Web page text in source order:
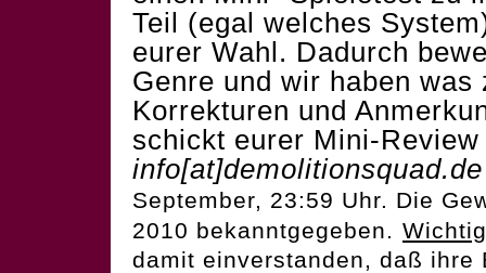
Teil (egal welches
eurer Wahl. Dadurch
Genre und wir haben
Korrekturen und
schickt eurer Mini-Review
info[at]demolitionsquad.de
September, 23:59 Uhr. Die
2010 bekanntgegeben.
damit einverstanden, daß